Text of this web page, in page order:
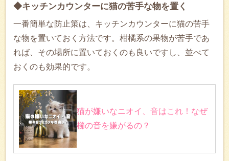
◆キッチンカウンターに猫の苦手な物を置く
一番簡単な防止策は、キッチンカウンターに猫の苦手
な物を置いておく方法です。柑橘系の果物が苦手であ
れば、その場所に置いておくのも良いですし、並べて
おくのも効果的です。
猫が嫌いなニオイ、音はこれ！なぜ
櫛の音を嫌がるの？